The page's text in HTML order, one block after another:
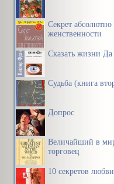
Секрет абсолютно
женственности
Сказать жизни Да
Судьба (книга
Допрос
Величайший в
торговец
10 секретов любви